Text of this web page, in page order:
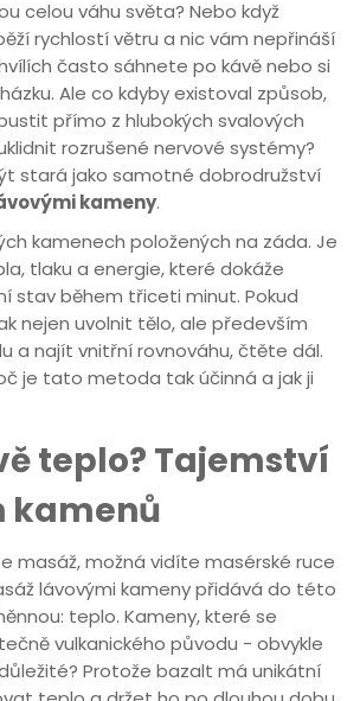
celou váhu světa? Nebo když
rychlostí větru a nic vám nepřináší
často sáhnete po kávě nebo si
Ale co kdyby existoval způsob,
přímo z hlubokých svalových
rozrušené nervové systémy?
stará jako samotné dobrodružství
kameny.
kamenech položených na záda. Je
tlaku a energie, které dokáže
stav během třiceti minut. Pokud
nejen uvolnit tělo, ale především
a najít vnitřní rovnováhu, čtěte dál.
je tato metoda tak účinná a jak ji
teplo? Tajemství
kamenů
masáž, možná vidíte masérské ruce
lávovými kameny přidává do této
teplo. Kameny, které se
vulkanického původu - obvykle
Protože bazalt má unikátní